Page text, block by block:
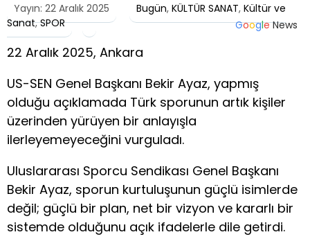
Yayın: 22 Aralık 2025 Bugün, KÜLTÜR SANAT, Kültür ve
Sanat,SPOR Google News
22 Aralık 2025, Ankara
US-SEN Genel Başkanı Bekir Ayaz, yapmış
olduğu açıklamada Türk sporunun artık kişiler
üzerinden yürüyen bir anlayışla
ilerleyemeyeceğini vurguladı.
Uluslararası Sporcu Sendikası Genel Başkanı
Bekir Ayaz, sporun kurtuluşunun güçlü isimlerde
değil; güçlü bir plan, net bir vizyon ve kararlı bir
sistemde olduğunu açık ifadelerle dile getirdi.